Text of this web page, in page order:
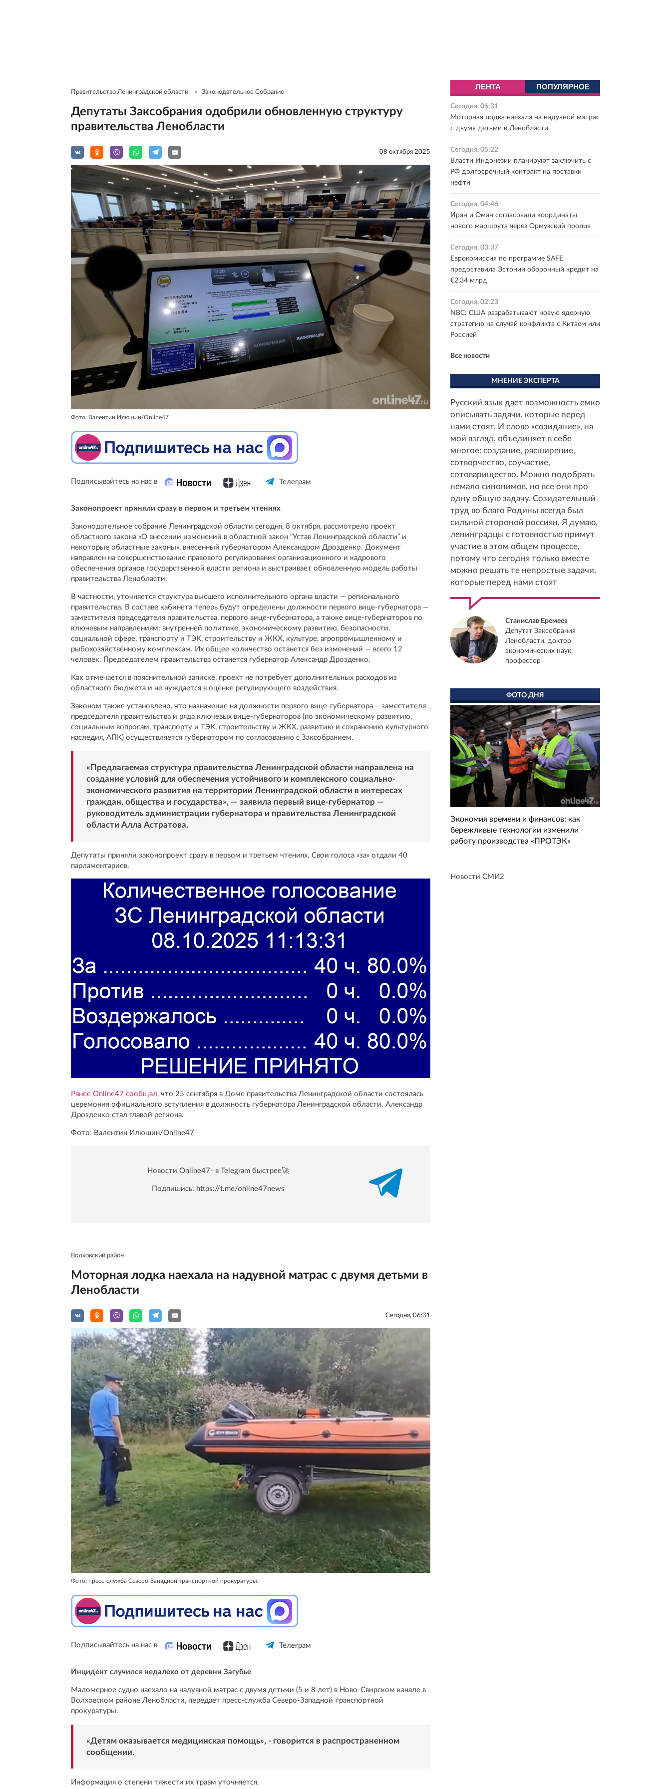
Правительство Ленинградской области Законодательное Собрание
Депутаты Заксобрания одобрили обновленную структуру
правительства Ленобласти
08 октября 2025
Фото: Валентин Илюшин/Online47
Подписывайтесь на нас в Телеграм
Законопроект приняли сразу в первом и третьем чтениях
Законодательное собрание Ленинградской области сегодня, 8 октября, рассмотрело проект
областного закона «О внесении изменений в областной закон “Устав Ленинградской области” и
некоторые областные законы», внесенный губернатором Александром Дрозденко. Документ
направлен на совершенствование правового регулирования организационного и кадрового
обеспечения органов государственной власти региона и выстраивает обновленную модель работы
правительства Ленобласти.
В частности, уточняется структура высшего исполнительного органа власти — регионального
правительства. В составе кабинета теперь будут определены должности первого вице-губернатора —
заместителя председателя правительства, первого вице-губернатора, а также вице-губернаторов по
ключевым направлениям: внутренней политике, экономическому развитию, безопасности,
социальной сфере, транспорту и ТЭК, строительству и ЖКХ, культуре, агропромышленному и
рыбохозяйственному комплексам. Их общее количество останется без изменений — всего 12
человек. Председателем правительства останется губернатор Александр Дрозденко.
Как отмечается в пояснительной записке, проект не потребует дополнительных расходов из
областного бюджета и не нуждается в оценке регулирующего воздействия.
Законом также установлено, что назначение на должности первого вице-губернатора – заместителя
председателя правительства и ряда ключевых вице-губернаторов (по экономическому развитию,
социальным вопросам, транспорту и ТЭК, строительству и ЖКХ, развитию и сохранению культурного
наследия, АПК) осуществляется губернатором по согласованию с Заксобранием.
«Предлагаемая структура правительства Ленинградской области направлена на
создание условий для обеспечения устойчивого и комплексного социально-
экономического развития на территории Ленинградской области в интересах
граждан, общества и государства», — заявила первый вице-губернатор —
руководитель администрации губернатора и правительства Ленинградской
области Алла Астратова.
Депутаты приняли законопроект сразу в первом и третьем чтениях. Свои голоса «за» отдали 40
парламентариев.
Ранее Online47 сообщал, что 25 сентября в Доме правительства Ленинградской области состоялась
церемония официального вступления в должность губернатора Ленинградской области. Александр
Дрозденко стал главой региона.
Фото: Валентин Илюшин/Online47
Новости Online47- в Telegram быстрее🚀
Подпишись: https://t.me/online47news
Волховский район
Моторная лодка наехала на надувной матрас с двумя детьми в
Ленобласти
Сегодня, 06:31
Фото: пресс-служба Северо-Западной транспортной прокуратуры.
Подписывайтесь на нас в Телеграм
Инцидент случился недалеко от деревни Загубье
Маломерное судно наехало на надувной матрас с двумя детьми (5 и 8 лет) в Ново-Свирском канале в
Волховском районе Ленобласти, передает пресс-служба Северо-Западной транспортной
прокуратуры.
«Детям оказывается медицинская помощь», - говорится в распространенном
сообщении.
Информация о степени тяжести их травм уточняется.
ЛЕНТА ПОПУЛЯРНОЕ
Сегодня, 06:31
Моторная лодка наехала на надувной матрас
с двумя детьми в Ленобласти
Сегодня, 05:22
Власти Индонезии планируют заключить с
РФ долгосрочный контракт на поставки
нефти
Сегодня, 04:46
Иран и Оман согласовали координаты
нового маршрута через Ормузский пролив
Сегодня, 03:37
Еврокомиссия по программе SAFE
предоставила Эстонии оборонный кредит на
€2,34 млрд
Сегодня, 02:23
NBC: США разрабатывают новую ядерную
стратегию на случай конфликта с Китаем или
Россией
Все новости
МНЕНИЕ ЭКСПЕРТА
Русский язык дает возможность емко
описывать задачи, которые перед
нами стоят. И слово «созидание», на
мой взгляд, объединяет в себе
многое: создание, расширение,
сотворчество, соучастие,
сотоварищество. Можно подобрать
немало синонимов, но все они про
одну общую задачу. Созидательный
труд во благо Родины всегда был
сильной стороной россиян. Я думаю,
ленинградцы с готовностью примут
участие в этом общем процессе,
потому что сегодня только вместе
можно решать те непростые задачи,
которые перед нами стоят
Станислав Еремеев
Депутат Заксобрания
Ленобласти, доктор
экономических наук,
профессор
ФОТО ДНЯ
Экономия времени и финансов: как
бережливые технологии изменили
работу производства «ПРОТЭК»
Новости СМИ2